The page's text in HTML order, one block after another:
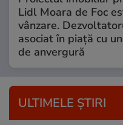
Lidl Moara de Foc
vânzare.
asociat în piață cu
de anvergură
ULTIMELE ȘTIRI